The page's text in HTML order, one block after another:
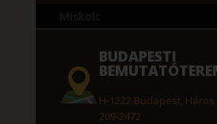
Miskolc
BUDAPESTI
H-1222 Budapest, Háros
209-2472